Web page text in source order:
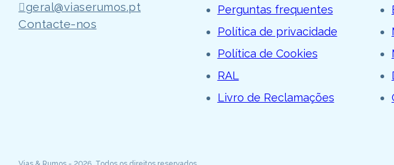
geral@viaserumos.pt
Contacte-nos
Perguntas frequentes
Política de privacidade
Política de Cookies
RAL
Livro de Reclamações